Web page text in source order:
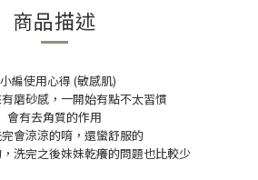
商品描述
編使用心得 (敏感肌)
磨砂感，一開始有點不太習慣
會有去角質的作用
會涼涼的唷，還蠻舒服的
洗完之後妹妹乾癢的問題也比較少